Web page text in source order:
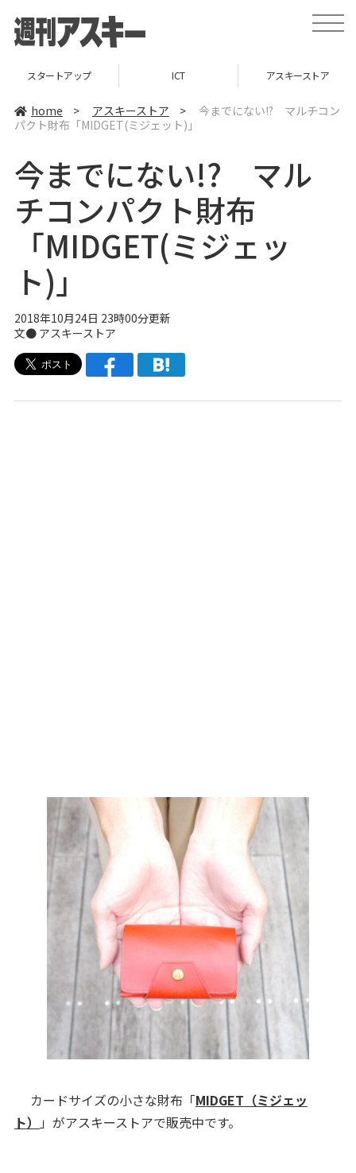
t
o
e
v
スタートアップ ICT アスキーストア
home > アスキーストア >
今までにない!? マルチコン
パクト財布「MIDGET(ミジェット)」
今までにない!? マル
チコンパクト財布
「MIDGET(ミジェッ
ト)」
2018年10月24日 23時00分更新
文● アスキーストア
カードサイズの小さな財布「MIDGET（ミジェッ
ト）
」がアスキーストアで販売中です。